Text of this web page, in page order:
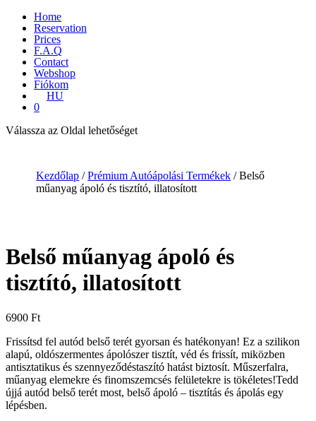
Home
Reservation
Prices
F.A.Q
Contact
Webshop
Fiókom
HU
0
Válassza az Oldal lehetőséget
Kezdőlap /Prémium Autóápolási Termékek / Belső
műanyag ápoló és tisztító, illatosított
Belső műanyag ápoló és
tisztító, illatosított
6900 Ft
Frissítsd fel autód belső terét gyorsan és hatékonyan! Ez a szilikon
alapú, oldószermentes ápolószer tisztít, véd és frissít, miközben
antisztatikus és szennyeződéstaszító hatást biztosít. Műszerfalra,
műanyag elemekre és finomszemcsés felületekre is tökéletes!Tedd
újjá autód belső terét most, belső ápoló – tisztítás és ápolás egy
lépésben.